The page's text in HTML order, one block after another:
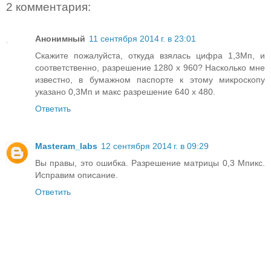
2 комментария:
Анонимный 11 сентября 2014 г. в 23:01
Скажите пожалуйста, откуда взялась цифра 1,3Мп, и
соответственно, разрешение 1280 х 960? Насколько мне
известно, в бумажном паспорте к этому микроскопу
указано 0,3Мп и макс разрешение 640 х 480.
Ответить
Masteram_labs 12 сентября 2014 г. в 09:29
Вы правы, это ошибка. Разрешение матрицы 0,3 Мпикс.
Исправим описание.
Ответить